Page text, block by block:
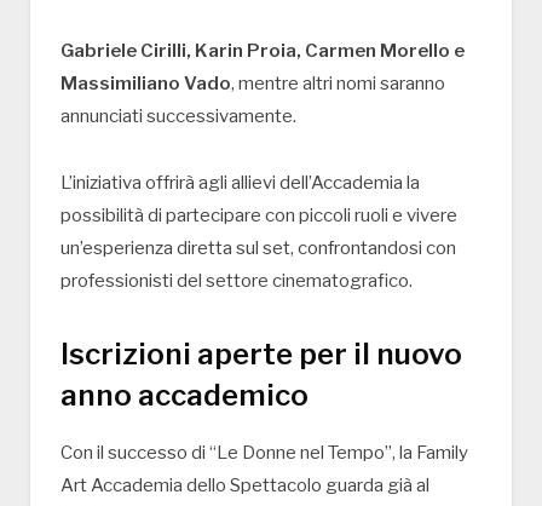
Gabriele Cirilli, Karin Proia, Carmen Morello e
Massimiliano Vado, mentre altri nomi saranno
annunciati successivamente.
L’iniziativa offrirà agli allievi dell’Accademia la
possibilità di partecipare con piccoli ruoli e vivere
un’esperienza diretta sul set, confrontandosi con
professionisti del settore cinematografico.
Iscrizioni aperte per il nuovo
anno accademico
Con il successo di “Le Donne nel Tempo”, la Family
Art Accademia dello Spettacolo guarda già al